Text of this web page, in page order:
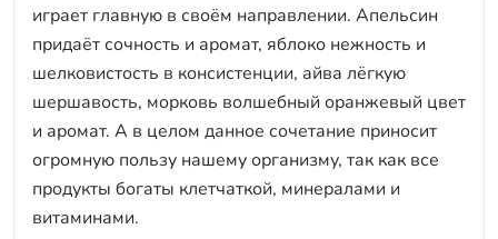
играет главную в своём направлении. Апельсин
придаёт сочность и аромат, яблоко нежность и
шелковистость в консистенции, айва лёгкую
шершавость, морковь волшебный оранжевый цвет
и аромат. А в целом данное сочетание приносит
огромную пользу нашему организму, так как все
продукты богаты клетчаткой, минералами и
витаминами.